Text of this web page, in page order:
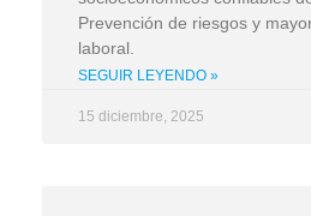
Prevención de riesgos y
laboral.
SEGUIR LEYENDO »
15 diciembre, 2025